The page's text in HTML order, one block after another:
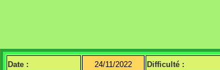
Date : 24/11/2022 Difficulté :